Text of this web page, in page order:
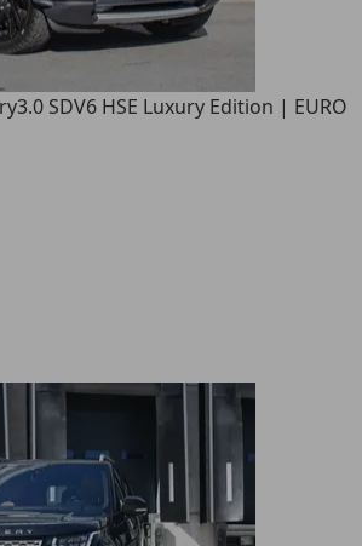
3.0 SDV6 HSE Luxury Edition | EURO